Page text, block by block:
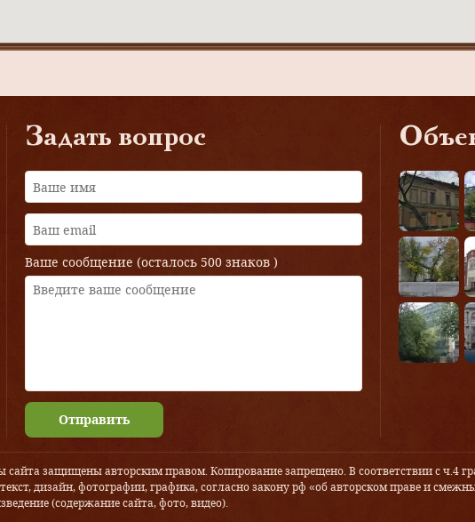
Задать вопрос
Ваше сообщение (осталось 500 знаков )
Отправить
защищены авторским правом. Копирование запрещено. В соответствии с ч.4
дизайн, фотографии, графика, согласно закону рф «об авторском праве и
(содержание сайта, фото, видео).